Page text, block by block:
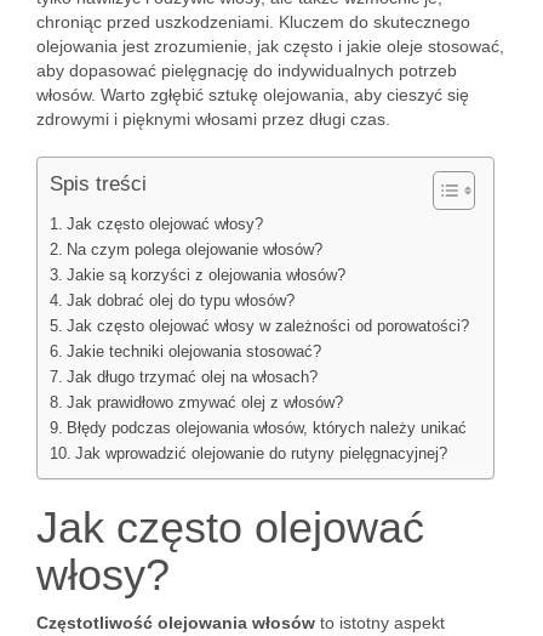
chroniąc przed uszkodzeniami. Kluczem do skutecznego
olejowania jest zrozumienie, jak często i jakie oleje stosować,
aby dopasować pielęgnację do indywidualnych potrzeb
włosów. Warto zgłębić sztukę olejowania, aby cieszyć się
zdrowymi i pięknymi włosami przez długi czas.
Spis treści
Jak często olejować włosy?
Na czym polega olejowanie włosów?
Jakie są korzyści z olejowania włosów?
Jak dobrać olej do typu włosów?
Jak często olejować włosy w zależności od porowatości?
Jakie techniki olejowania stosować?
Jak długo trzymać olej na włosach?
Jak prawidłowo zmywać olej z włosów?
Błędy podczas olejowania włosów, których należy unikać
Jak wprowadzić olejowanie do rutyny pielęgnacyjnej?
Jak często olejować
włosy?
Częstotliwość olejowania włosów to istotny aspekt